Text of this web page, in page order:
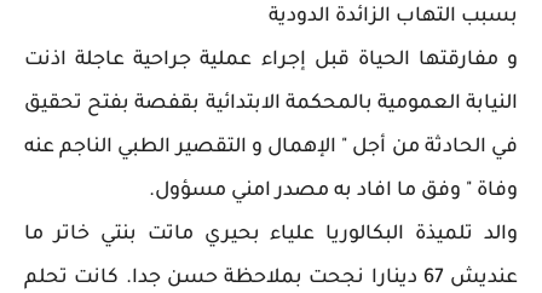
بسبب التهاب الزائدة الدودية
و مفارقتها الحياة قبل إجراء عملية جراحية عاجلة اذنت
النيابة العمومية بالمحكمة الابتدائية بقفصة بفتح تحقيق
في الحادثة من أجل " الإهمال و التقصير الطبي الناجم عنه
وفاة " وفق ما افاد به مصدر امني مسؤول.
والد تلميذة البكالوريا علياء بحيري ماتت بنتي خاتر ما
عنديش 67 دينارا نجحت بملاحظة حسن جدا. كانت تحلم